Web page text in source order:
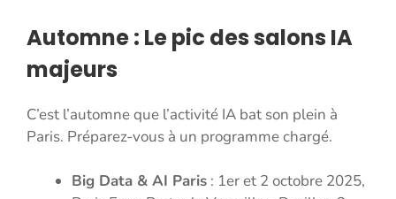
Automne : Le pic des salons IA
majeurs
C’est l’automne que l’activité IA bat son plein à
Paris. Préparez-vous à un programme chargé.
Big Data & AI Paris : 1er et 2 octobre 2025,